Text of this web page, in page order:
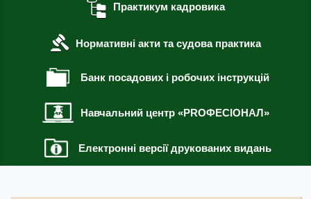
Практикум кадровика
Нормативні акти та судова практика
Банк посадових і робочих інструкцій
Навчальний центр «PROФЕСІОНАЛ»
Електронні версії друкованих видань